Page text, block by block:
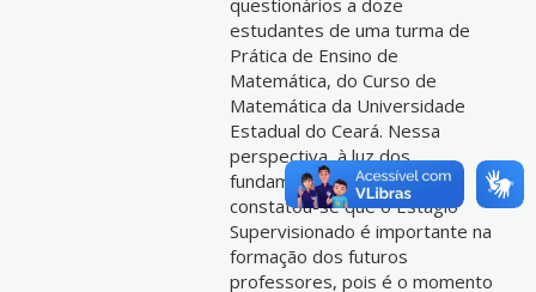
questionários a doze
estudantes de uma turma de
Prática de Ensino de
Matemática, do Curso de
Matemática da Universidade
Estadual do Ceará. Nessa
perspectiva, à luz dos
fundamentos teóricos,
constatou-se que o Estágio
Supervisionado é importante na
formação dos futuros
professores, pois é o momento